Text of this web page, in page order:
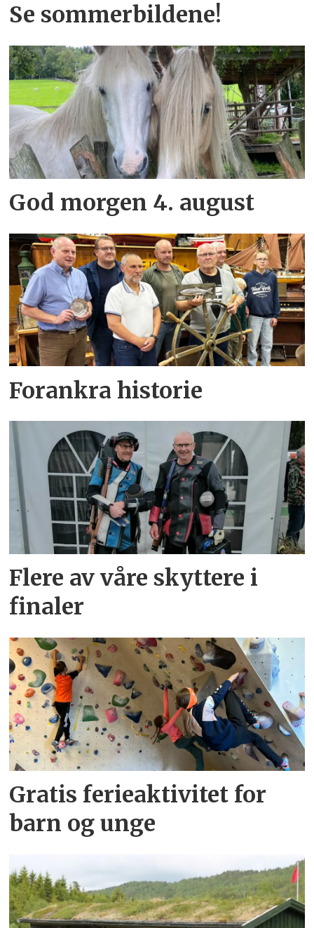
Se sommerbildene!
God morgen 4. august
Forankra historie
Flere av våre skyttere i
finaler
Gratis ferieaktivitet for
barn og unge